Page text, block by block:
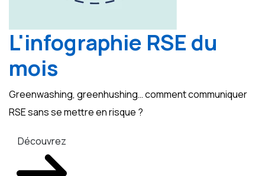
L'infographie RSE du
mois
Greenwashing, greenhushing… comment communiquer
RSE sans se mettre en risque ?
Découvrez